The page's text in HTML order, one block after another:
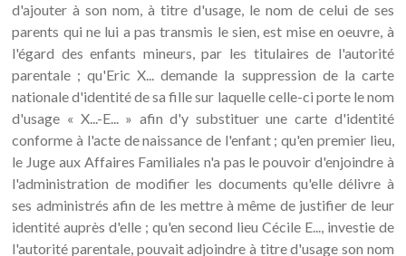
d'ajouter à son nom, à titre d'usage, le nom de celui de ses
parents qui ne lui a pas transmis le sien, est mise en oeuvre, à
l'égard des enfants mineurs, par les titulaires de l'autorité
parentale ; qu'Eric X... demande la suppression de la carte
nationale d'identité de sa fille sur laquelle celle-ci porte le nom
d'usage « X...-E... » afin d'y substituer une carte d'identité
conforme à l'acte de naissance de l'enfant ; qu'en premier lieu,
le Juge aux Affaires Familiales n'a pas le pouvoir d'enjoindre à
l'administration de modifier les documents qu'elle délivre à
ses administrés afin de les mettre à même de justifier de leur
identité auprès d'elle ; qu'en second lieu Cécile E..., investie de
l'autorité parentale, pouvait adjoindre à titre d'usage son nom